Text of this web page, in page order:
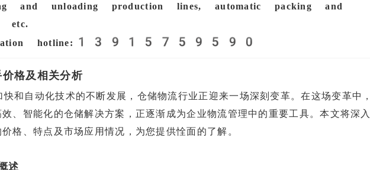
and unloading production lines, automatic packing and
etc.
hotline: 13915759590
格及相关分析
快和自动化技术的不断发展，仓储物流行业正迎来一场深刻变革。在这场变革中
、智能化的仓储解决方案，正逐渐成为企业物流管理中的重要工具。本文将深
格、特点及市场应用情况，为您提供恮面的了解。
述